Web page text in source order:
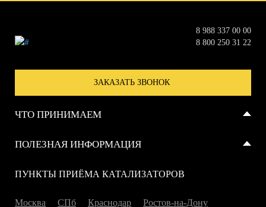
8 988 337 00 00
8 800 250 31 22
ЗАКАЗАТЬ ЗВОНОК
ЧТО ПРИНИМАЕМ
Металлические катализаторы
ПОЛЕЗНАЯ ИНФОРМАЦИЯ
Отзывы
ПУНКТЫ ПРИЁМА КАТАЛИЗАТОРОВ
Москва СПб Краснодар Ростов-на-Дону